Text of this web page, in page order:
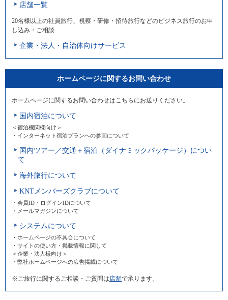
店舗一覧
20名様以上の社員旅行、視察・研修・招待旅行などのビジネス旅行のお申
し込み・ご相談
企業・法人・自治体向けサービス
ホームページに関するお問い合わせ
ホームページに関するお問い合わせはこちらにお送りください。
国内宿泊について
＜宿泊機関様向け＞
・インターネット宿泊プランへの参画について
国内ツアー／交通＋宿泊（ダイナミックパッケージ）につい
て
海外旅行について
KNTメンバーズクラブについて
・会員ID・ログインIDについて
・メールマガジンについて
システムについて
・ホームページの不具合について
・サイトの使い方・掲載情報に関して
＜企業・法人様向け＞
・弊社ホームページへの広告掲載について
※ご旅行に関するご相談・ご質問は 店舗で承ります。